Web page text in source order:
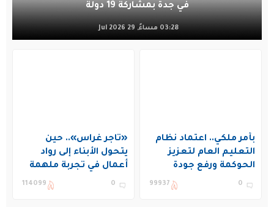
في جدة بمشاركة 19 دولة
03:28 مساءً, 29 Jul 2026
بأمر ملكي.. اعتماد نظام
التعليم العام لتعزيز
الحوكمة ورفع جودة
التعليم في المملكة
0
99937
«تاجر غراس».. حين
يتحول الأبناء إلى رواد
أعمال في تجربة ملهمة
بنادي غراس الصيفي
0
114099